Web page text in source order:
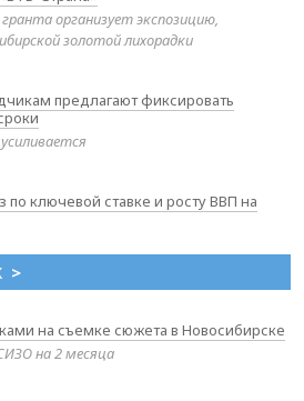
организует экспозицию,
золотой лихорадки
предлагают фиксировать
ключевой ставке и росту ВВП на
>
на съемке сюжета в Новосибирске
на 2 месяца